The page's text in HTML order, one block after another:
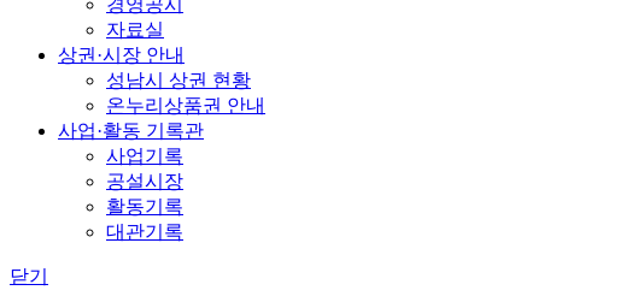
자료실
상권·시장 안내
성남시 상권 현황
온누리상품권 안내
사업·활동 기록관
사업기록
공설시장
활동기록
대관기록
닫기